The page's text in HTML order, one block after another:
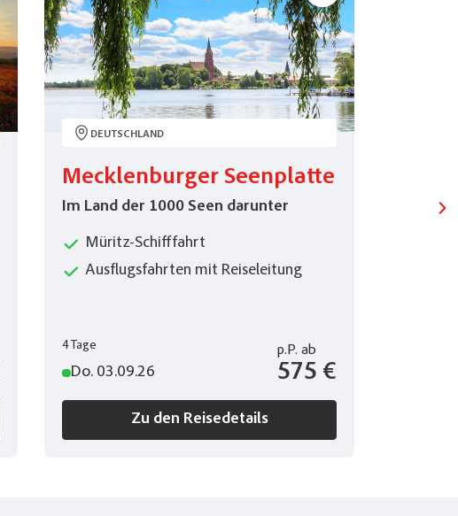
DEUTSCHLAND
Mecklenburger Seenplatte
Im Land der 1000 Seen darunter
Müritz-Schifffahrt
Ausflugsfahrten mit Reiseleitung
4 Tage
Do. 03.09.26
p.P. ab
575 €
Zu den Reisedetails